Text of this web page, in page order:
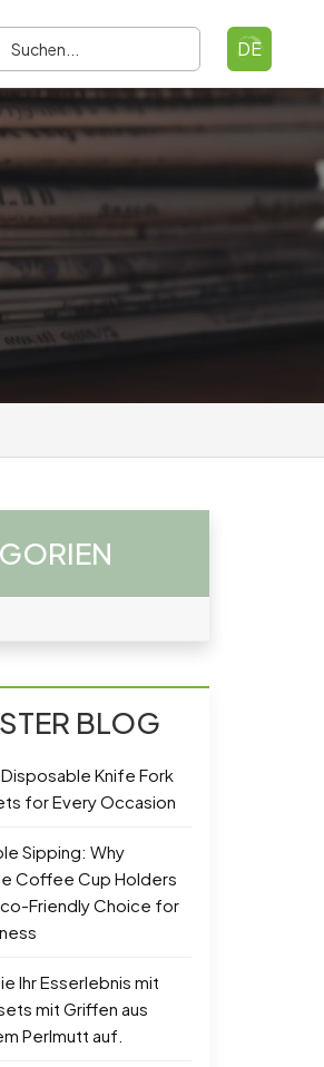
DE
BLOG
Knife Fork
for Every Occasion
Sipping: Why
Coffee Cup Holders
Friendly Choice for
Ihr Esserlebnis mit
mit Griffen aus
Perlmutt auf.